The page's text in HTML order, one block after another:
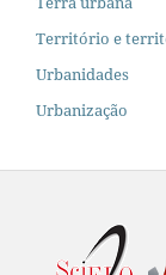
Território e
Urbanidades
Urbanização